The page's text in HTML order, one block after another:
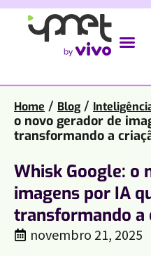
Home / Blog /
o novo gerador de
transformando a
Whisk Google: o
imagens por IA
transformando a
novembro 21, 2025